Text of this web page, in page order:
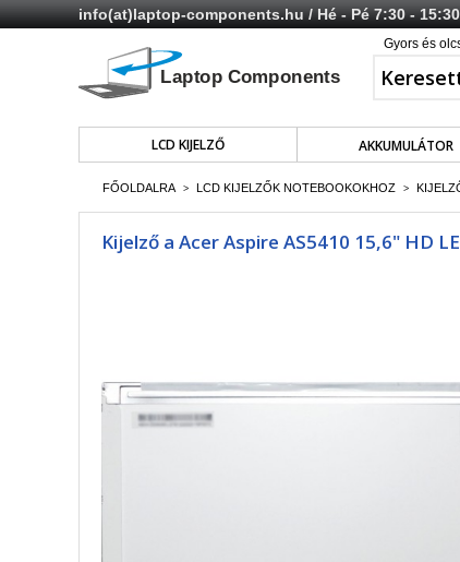
info(at)laptop-components.hu/ Hé - Pé 7:30 - 15:30
Gyors és
LCD KIJELZŐ AKKUMULÁTOR
FŐOLDALRA > LCD KIJELZŐK NOTEBOOKOKHOZ >
Kijelző a Acer Aspire AS5410 15,6" HD